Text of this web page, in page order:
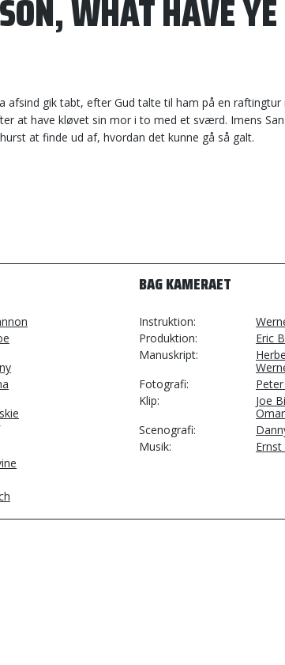
WHAT HAVE YE
afsind gik tabt, efter Gud talte til ham på en raftingtur
at have kløvet sin mor i to med et sværd. Imens
at finde ud af, hvordan det kunne gå så galt.
BAG KAMERAET
Instruktion
Produktion
Eric
Manuskript
Fotografi
Klip
Joe
Scenografi
Musik